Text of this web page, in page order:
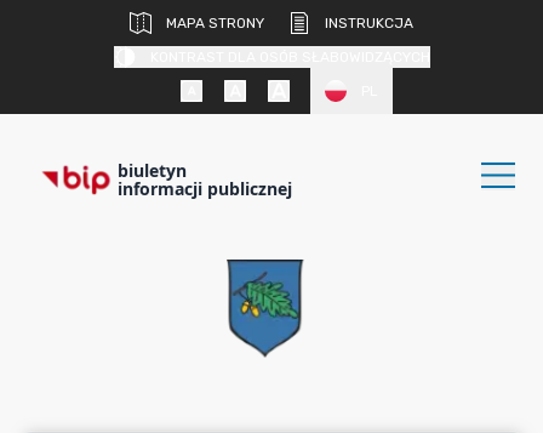
MAPA STRONY
INSTRUKCJA
biuletyn
informacji publicznej